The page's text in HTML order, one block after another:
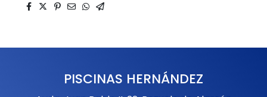
PISCINAS HERNÁNDEZ